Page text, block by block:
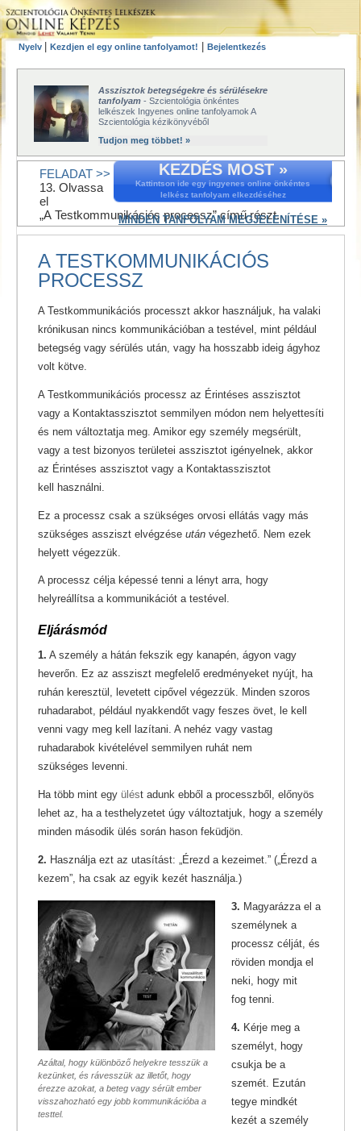
Nyelv Kezdjen el egy online tanfolyamot! Bejelentkezés
Asszisztok betegségekre és sérülésekre
tanfolyam - Szcientológia önkéntes
lelkészek Ingyenes online tanfolyamok A
Szcientológia kézikönyvéből
Tudjon meg többet! »
KEZDÉS MOST »
Kattintson ide egy ingyenes online önkéntes
lelkész tanfolyam elkezdéséhez
MINDEN TANFOLYAM MEGJELENÍTÉSE »
FELADAT >>
13. Olvassa
el
„A Testkommunikációs processz” című részt.
A TESTKOMMUNIKÁCIÓS
PROCESSZ
A Testkommunikációs processzt akkor használjuk, ha valaki
krónikusan nincs kommunikációban a testével, mint például
betegség vagy sérülés után, vagy ha hosszabb ideig ágyhoz
volt kötve.
A Testkommunikációs processz az Érintéses asszisztot
vagy a Kontaktasszisztot semmilyen módon nem helyettesíti
és nem változtatja meg. Amikor egy személy megsérült,
vagy a test bizonyos területei asszisztot igényelnek, akkor
az Érintéses asszisztot vagy a Kontaktasszisztot
kell használni.
Ez a processz csak a szükséges orvosi ellátás vagy más
szükséges assziszt elvégzése után végezhető. Nem ezek
helyett végezzük.
A processz célja képessé tenni a lényt arra, hogy
helyreállítsa a kommunikációt a testével.
Eljárásmód
1. A személy a hátán fekszik egy kanapén, ágyon vagy
heverőn. Ez az assziszt megfelelő eredményeket nyújt, ha
ruhán keresztül, levetett cipővel végezzük. Minden szoros
ruhadarabot, például nyakkendőt vagy feszes övet, le kell
venni vagy meg kell lazítani. A nehéz vagy vastag
ruhadarabok kivételével semmilyen ruhát nem
szükséges levenni.
Ha több mint egy ülést adunk ebből a processzből, előnyös
lehet az, ha a testhelyzetet úgy változtatjuk, hogy a személy
minden második ülés során hason feküdjön.
2. Használja ezt az utasítást: „Érezd a kezeimet.” („Érezd a
kezem”, ha csak az egyik kezét használja.)
Azáltal, hogy különböző helyekre tesszük a
kezünket, és rávesszük az illetőt, hogy
érezze azokat, a beteg vagy sérült ember
visszahozható egy jobb kommunikációba a
testtel.
3. Magyarázza el a
személynek a
processz célját, és
röviden mondja el
neki, hogy mit
fog tenni.
4. Kérje meg a
személyt, hogy
csukja be a
szemét. Ezután
tegye mindkét
kezét a személy